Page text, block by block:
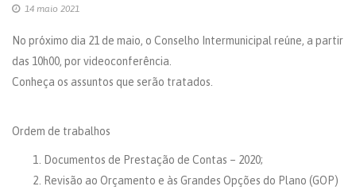
14 maio 2021
No próximo dia 21 de maio, o Conselho Intermunicipal reúne, a partir
das 10h00, por videoconferência.
Conheça os assuntos que serão tratados.
Ordem de trabalhos
Documentos de Prestação de Contas – 2020;
Revisão ao Orçamento e às Grandes Opções do Plano (GOP)